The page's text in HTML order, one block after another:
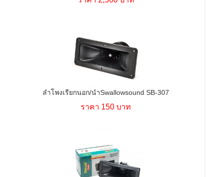
ลำโพงเรียกนอก/นำSwallowsound SB-307
ราคา 150 บาท